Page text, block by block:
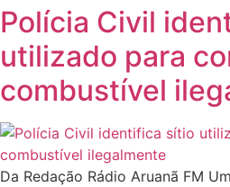
Polícia Civil
utilizado para
combustível
Da Redação Rádio Aruanã FM